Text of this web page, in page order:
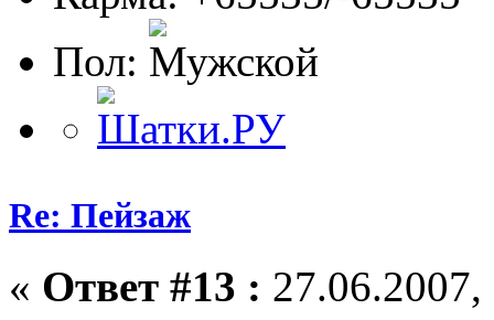
Пол:
Re: Пейзаж
« Ответ #13 :